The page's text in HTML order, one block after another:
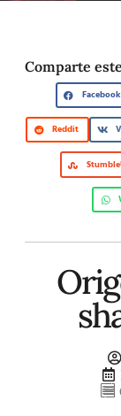
Comparte
Facebook
Reddit